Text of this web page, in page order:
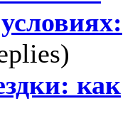
как